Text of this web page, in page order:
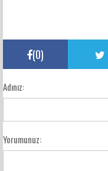
(0)
Adınız:
Yorumunuz: